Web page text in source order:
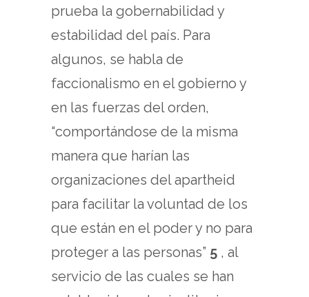
prueba la gobernabilidad y
estabilidad del país. Para
algunos, se habla de
faccionalismo en el gobierno y
en las fuerzas del orden,
“comportándose de la misma
manera que harían las
organizaciones del apartheid
para facilitar la voluntad de los
que están en el poder y no para
proteger a las personas” 5 , al
servicio de las cuales se han